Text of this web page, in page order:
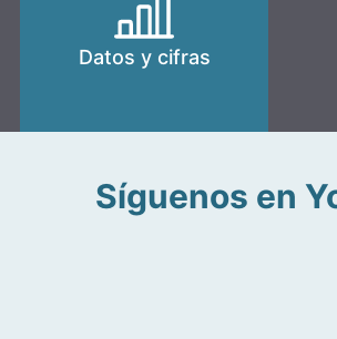
Datos y cifras
Síguenos en